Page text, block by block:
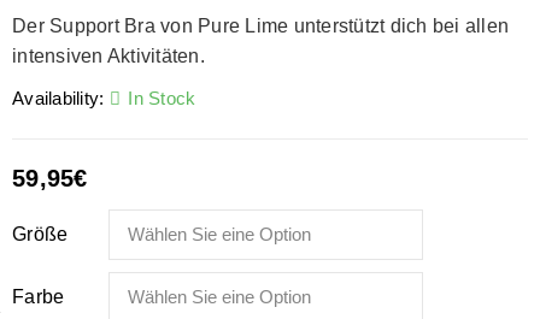
Der Support Bra von Pure Lime unterstützt dich bei allen
intensiven Aktivitäten.
Availability: In Stock
59,95€
Größe
Farbe